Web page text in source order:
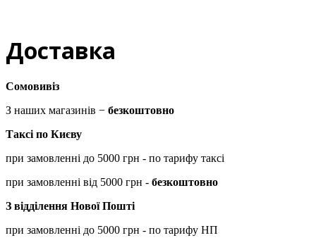
Доставка
Сомовивіз
З наших магазинів − безкоштовно
Таксі по Києву
при замовленні до 5000 грн - по тарифу таксі
при замовленні від 5000 грн - безкоштовно
З відділення Нової Пошті
при замовленні до 5000 грн - по тарифу НП